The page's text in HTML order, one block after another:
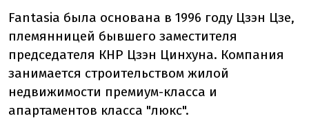
Fantasia была основана в 1996 году Цзэн Цзе,
племянницей бывшего заместителя
председателя КНР Цзэн Цинхуна. Компания
занимается строительством жилой
недвижимости премиум-класса и
апартаментов класса "люкс".